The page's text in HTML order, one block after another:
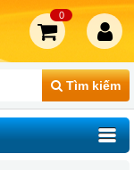
Tìm kiếm
0